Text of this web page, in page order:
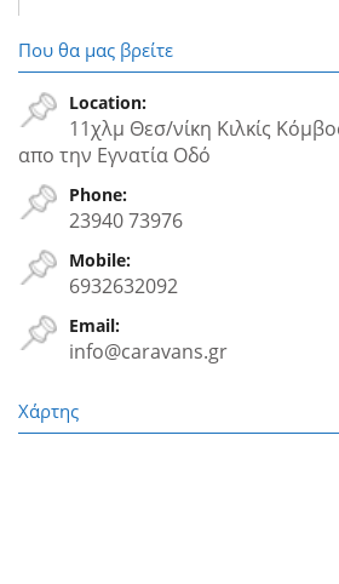
Που θα μας βρείτε
Location:
11χλμ Θεσ/νίκη Κιλκίς
απο την Εγνατία Oδό
Phone:
23940 73976
Mobile:
6932632092
Email:
info@caravans.gr
Χάρτης